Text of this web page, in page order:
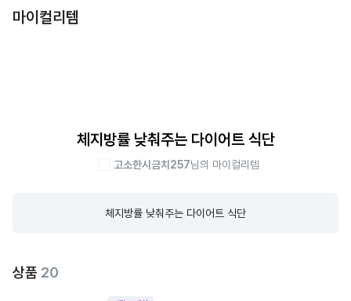
마이컬리템
체지방률 낮춰주는 다이어트 식단
고소한시금치257님의 마이컬리템
체지방률 낮춰주는 다이어트 식단
상품 20